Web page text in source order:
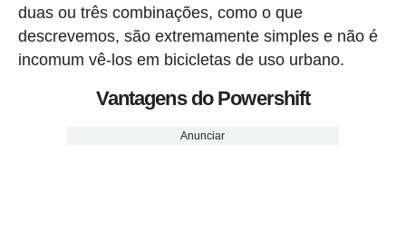
duas ou três combinações, como o que
descrevemos, são extremamente simples e não é
incomum vê-los em bicicletas de uso urbano.
Vantagens do Powershift
Anunciar